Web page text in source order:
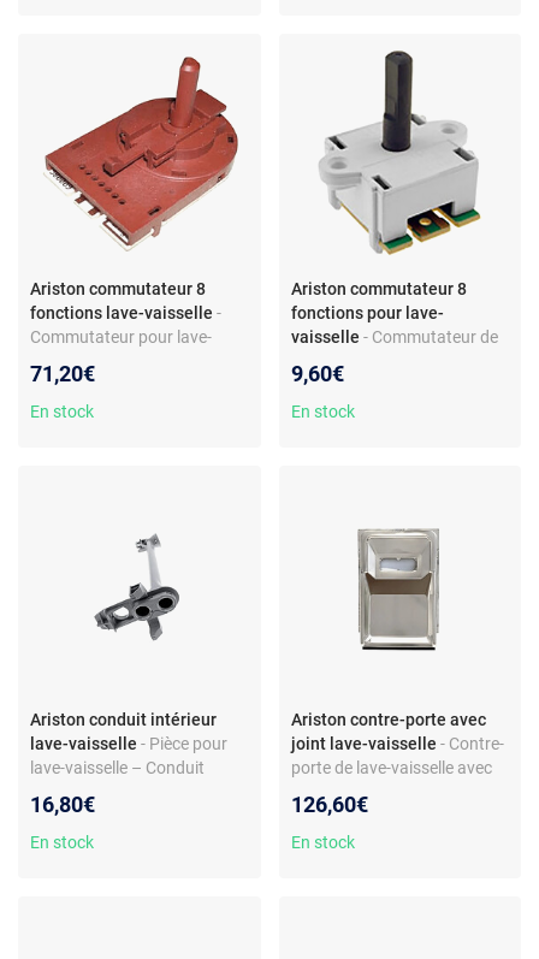
Ariston commutateur 8
fonctions lave-vaisselle -
Commutateur pour lave-
Compatible Ariston/Hotpoint
- Réf. C00143527
71,20€
En stock
Ariston commutateur 8
fonctions pour lave-
vaisselle - Commutateur de
programmes 8 positions -
Pièce de rechange
9,60€
En stock
Ariston conduit intérieur
lave-vaisselle - Pièce pour
lave-vaisselle – Conduit
Compatible Hotpoint FDAL
11010 P – Réf. C00521747 –
16,80€
En stock
Ariston contre-porte avec
joint lave-vaisselle - Contre-
porte de lave-vaisselle avec
d’origine – compatible Indesit
DISR 16M19 A EU –
126,60€
En stock